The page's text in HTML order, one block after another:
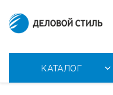
КАТАЛОГ